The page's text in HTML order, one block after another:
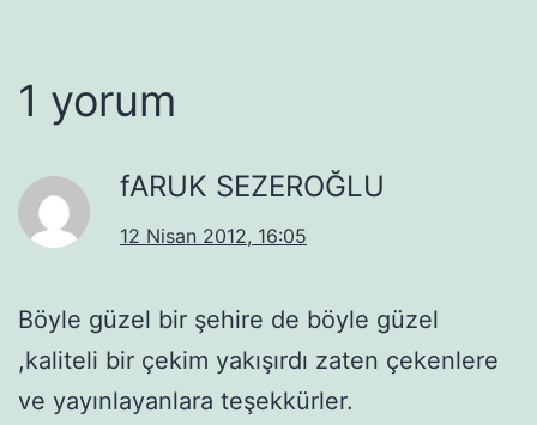
1 yorum
fARUK SEZEROĞLU
12 Nisan 2012, 16:05
Böyle güzel bir şehire de böyle güzel
,kaliteli bir çekim yakışırdı zaten çekenlere
ve yayınlayanlara teşekkürler.